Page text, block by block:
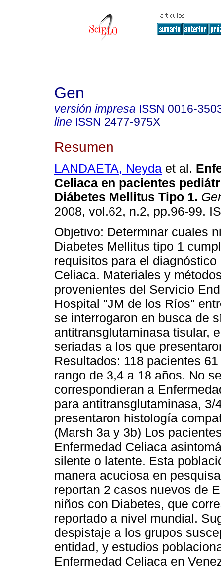
Gen
versión impresa ISSN 0016-
line ISSN 2477-975X
Resumen
LANDAETA, Neyda et al.
Celiaca en pacientes
Diábetes Mellitus Tipo 1.
2008, vol.62, n.2, pp.96-99.
Objetivo: Determinar cuales
Diabetes Mellitus tipo 1
requisitos para el diagnóstico
Celiaca. Materiales y
provenientes del Servicio
Hospital "JM de los Ríos"
se interrogaron en busca de
antitransglutaminasa tisular,
seriadas a los que
Resultados: 118 pacientes
rango de 3,4 a 18 años. No
correspondieran a
para antitransglutaminasa,
presentaron histología
(Marsh 3a y 3b) Los
Enfermedad Celiaca
silente o latente. Esta
manera acuciosa en
reportan 2 casos nuevos de
niños con Diabetes, que
reportado a nivel mundial.
despistaje a los grupos
entidad, y estudios
Enfermedad Celiaca en